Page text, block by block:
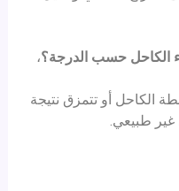
الكاحل حسب الدرجة؟،
الكاحل أو تتمزق نتيجة
غير طبيعي.